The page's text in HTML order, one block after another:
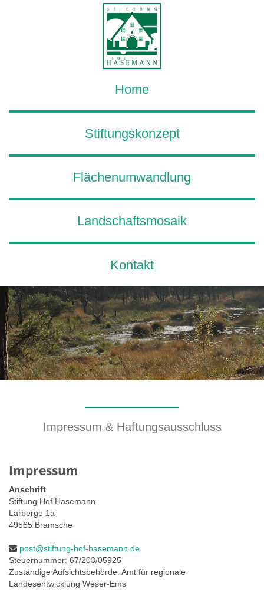
Home
Stiftungskonzept
Flächenumwandlung
Landschaftsmosaik
Kontakt
Impressum & Haftungsausschluss
Impressum
Anschrift
Stiftung Hof Hasemann
Larberge 1a
49565 Bramsche
post@stiftung-hof-hasemann.de
Steuernummer: 67/203/05925
Zuständige Aufsichtsbehörde: Amt für regionale
Landesentwicklung Weser-Ems